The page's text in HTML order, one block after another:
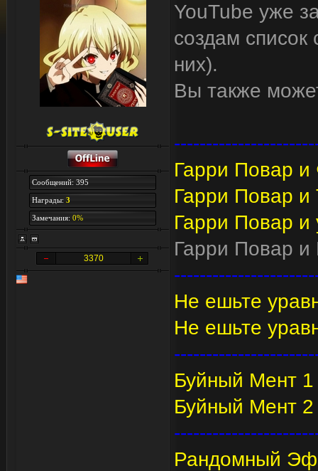
Сообщений: 395
Награды: 3
Замечания: 0%
3370
YouTube уже
создам
них).
Вы также
Гарри Повар
Гарри Повар и
Гарри Повар и
Гарри Повар и
Не ешьте
Не ешьте
Буйный Мент 1
Буйный Мент 2
Рандомный